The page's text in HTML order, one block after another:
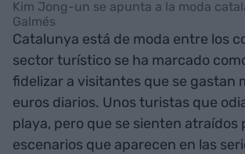
Kim Jong-un se apunta a la moda
Galmés
Catalunya está de moda entre los
sector turístico se ha marcado
fidelizar a visitantes que se gastan
euros diarios. Unos turistas que
playa, pero que se sienten atraídos
escenarios que aparecen en las